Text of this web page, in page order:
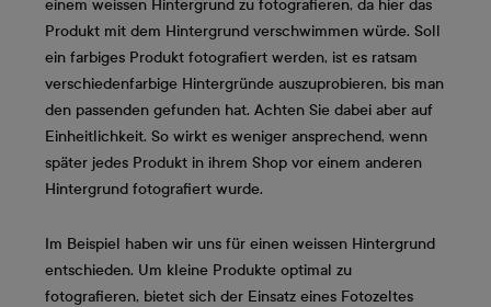
einem weissen Hintergrund zu fotografieren, da hier das
Produkt mit dem Hintergrund verschwimmen würde. Soll
ein farbiges Produkt fotografiert werden, ist es ratsam
verschiedenfarbige Hintergründe auszuprobieren, bis man
den passenden gefunden hat. Achten Sie dabei aber auf
Einheitlichkeit. So wirkt es weniger ansprechend, wenn
später jedes Produkt in ihrem Shop vor einem anderen
Hintergrund fotografiert wurde.
Im Beispiel haben wir uns für einen weissen Hintergrund
entschieden. Um kleine Produkte optimal zu
fotografieren, bietet sich der Einsatz eines Fotozeltes